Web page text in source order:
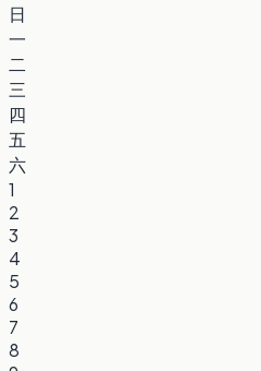
日
一
二
三
四
五
六
1
2
3
4
5
6
7
8